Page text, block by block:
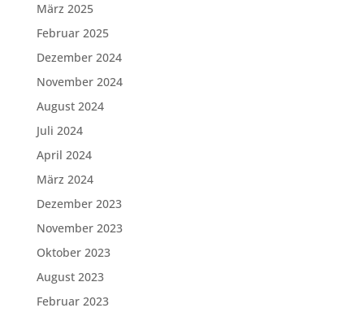
März 2025
Februar 2025
Dezember 2024
November 2024
August 2024
Juli 2024
April 2024
März 2024
Dezember 2023
November 2023
Oktober 2023
August 2023
Februar 2023